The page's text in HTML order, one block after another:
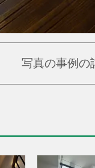
写真の事例の